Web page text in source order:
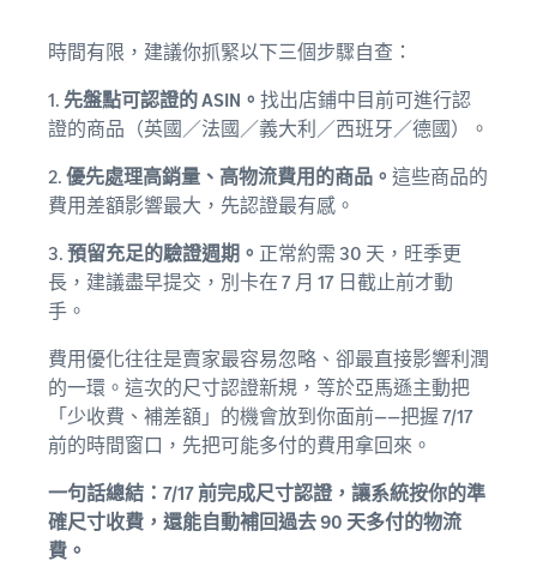
時間有限，建議你抓緊以下三個步驟自查：
1. 先盤點可認證的 ASIN。 找出店鋪中目前可進行認
證的商品（英國／法國／義大利／西班牙／德國）。
2. 優先處理高銷量、高物流費用的商品。 這些商品的
費用差額影響最大，先認證最有感。
3. 預留充足的驗證週期。 正常約需 30 天，旺季更
長，建議盡早提交，別卡在 7 月 17 日截止前才動
手。
費用優化往往是賣家最容易忽略、卻最直接影響利潤
的一環。這次的尺寸認證新規，等於亞馬遜主動把
「少收費、補差額」的機會放到你面前——把握 7/17
前的時間窗口，先把可能多付的費用拿回來。
一句話總結：7/17 前完成尺寸認證，讓系統按你的準
確尺寸收費，還能自動補回過去 90 天多付的物流
費。